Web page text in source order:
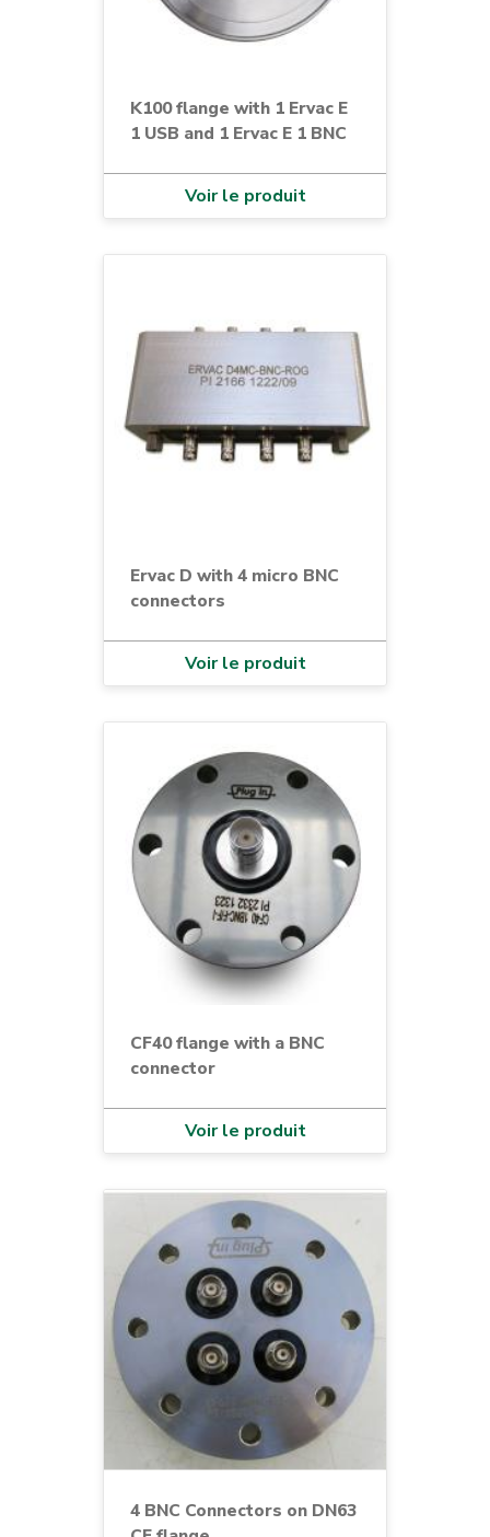
K100 flange with 1 Ervac E
1 USB and 1 Ervac E 1 BNC
Voir le produit
Ervac D with 4 micro BNC
connectors
Voir le produit
CF40 flange with a BNC
connector
Voir le produit
4 BNC Connectors on DN63